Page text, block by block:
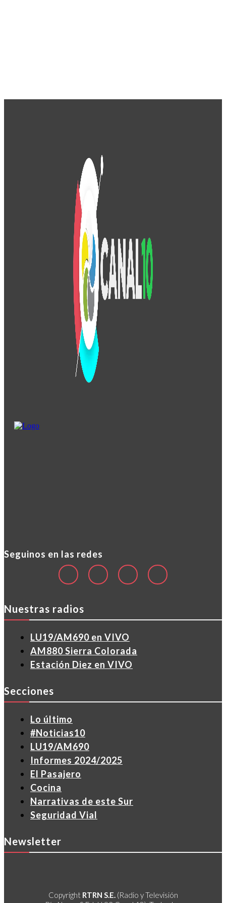
Seguinos en las redes
Nuestras radios
LU19/AM690 en VIVO
AM880 Sierra Colorada
Estación Diez en VIVO
Secciones
Lo último
#Noticias10
LU19/AM690
Informes 2024/2025
El Pasajero
Cocina
Narrativas de este Sur
Seguridad Vial
Newsletter
Copyright RTRN S.E.(Radio y Televisión